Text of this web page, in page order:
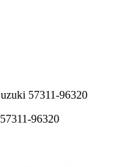
57311-96320
96320